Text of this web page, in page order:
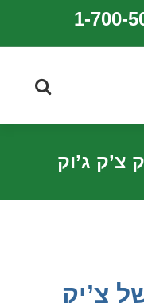
צ’ק ג’וק
צ’יק